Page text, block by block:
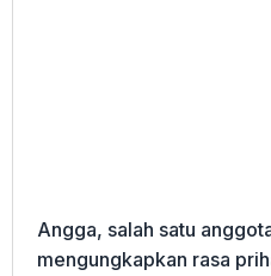
Angga, salah satu
mengungkapkan rasa